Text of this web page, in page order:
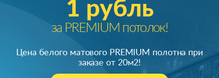
1 рубль
за PREMIUM потолок!
Цена белого матового PREMIUM полотна при
заказе от 20м2!